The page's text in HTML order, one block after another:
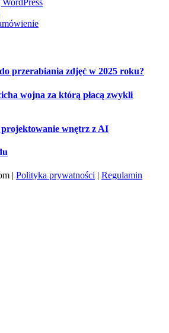
przerabiania zdjęć w 2025 roku?
wojna za którą płacą zwykli
wnętrz z AI
| Polityka prywatności | Regulamin